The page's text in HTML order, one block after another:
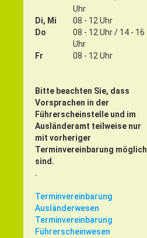
Uhr
Di, Mi
08 - 12 Uhr
Do
08 - 12 Uhr / 14 - 16
Uhr
Fr
08 - 12 Uhr
Bitte beachten Sie, dass
Vorsprachen in der
Führerscheinstelle und im
Ausländeramt teilweise nur
mit vorheriger
Terminvereinbarung möglich
sind.
.
Terminvereinbarung
Ausländerwesen
Terminvereinbarung
Führerscheinwesen